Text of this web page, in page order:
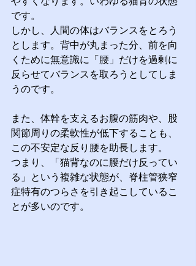
です。
しかし、人間の体はバランスをとろう
とします。背中が丸まった分、前を向
くために無意識に「腰」だけを過剰に
反らせてバランスを取ろうとしてしま
うのです。
また、体幹を支えるお腹の筋肉や、股
関節周りの柔軟性が低下することも、
この不安定な反り腰を助長します。
つまり、「猫背なのに腰だけ反ってい
る」という複雑な状態が、脊柱管狭窄
症特有のつらさを引き起こしているこ
とが多いのです。